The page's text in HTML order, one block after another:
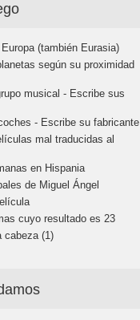
(también Eurasia)
según su proximidad
musical - Escribe sus
- Escribe su fabricante
mal traducidas al
en Hispania
de Miguel Ángel
cuyo resultado es 23
cabeza (1)